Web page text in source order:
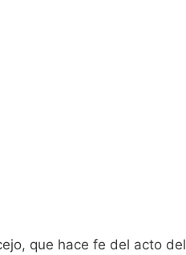
que hace fe del acto del